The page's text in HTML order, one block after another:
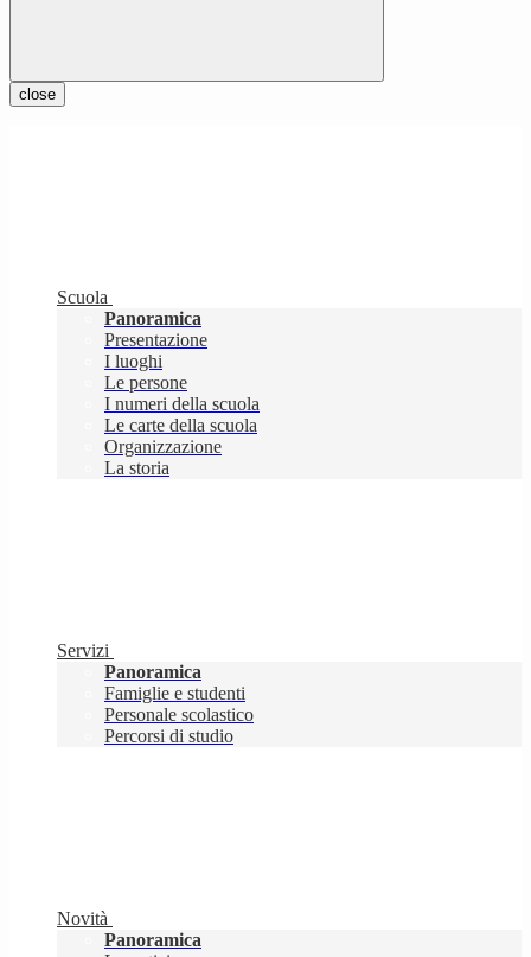
close
Scuola
Panoramica
Presentazione
I luoghi
Le persone
I numeri della scuola
Le carte della scuola
Organizzazione
La storia
Servizi
Panoramica
Famiglie e studenti
Personale scolastico
Percorsi di studio
Novità
Panoramica